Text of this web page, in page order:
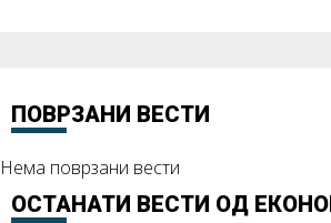
ПОВРЗАНИ ВЕСТИ
Нема поврзани вести
ОСТАНАТИ ВЕСТИ ОД